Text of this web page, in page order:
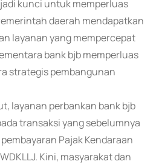
kunci untuk memperluas
daerah mendapatkan
layanan yang mempercepat
bank bjb memperluas
strategis pembangunan
layanan perbankan bank bjb
transaksi yang sebelumnya
Pajak Kendaraan
Kini, masyarakat dan